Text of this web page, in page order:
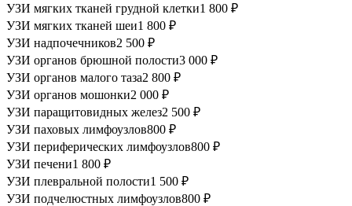
УЗИ мягких тканей грудной клетки1 800 ₽
УЗИ мягких тканей шеи1 800 ₽
УЗИ надпочечников2 500 ₽
УЗИ органов брюшной полости3 000 ₽
УЗИ органов малого таза2 800 ₽
УЗИ органов мошонки2 000 ₽
УЗИ паращитовидных желез2 500 ₽
УЗИ паховых лимфоузлов800 ₽
УЗИ периферических лимфоузлов800 ₽
УЗИ печени1 800 ₽
УЗИ плевральной полости1 500 ₽
УЗИ подчелюстных лимфоузлов800 ₽